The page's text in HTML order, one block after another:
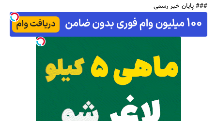
### پایان خبر رسمی